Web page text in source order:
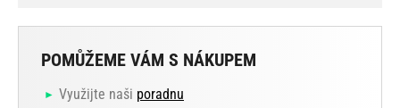
POMŮŽEME VÁM S NÁKUPEM
Využijte naši poradnu